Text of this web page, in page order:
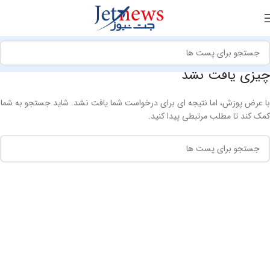
چیزی یافت نشد
با عرض پوزش، اما نتیجه ای برای درخواست شما یافت نشد. شاید جستجو به شما
کمک کند تا مطلب مرتبطی پیدا کنید.